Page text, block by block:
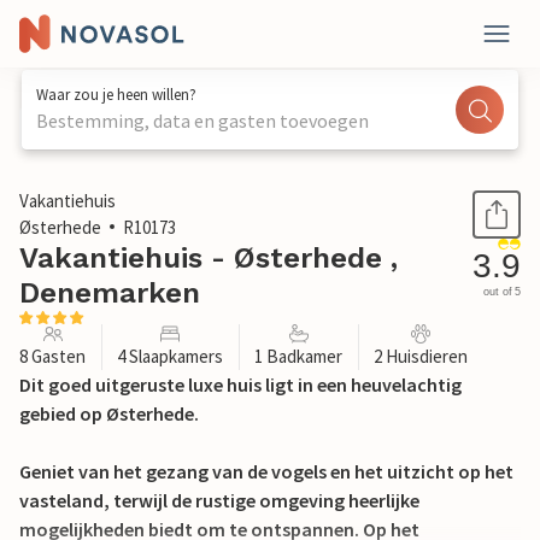
Waar zou je heen willen?
Bestemming, data en gasten toevoegen
1 / 26
Vakantiehuis
Østerhede
R10173
Vakantiehuis - Østerhede ,
Denemarken
3.9
out of 5
8 Gasten 4 Slaapkamers 1 Badkamer 2 Huisdieren
Dit goed uitgeruste luxe huis ligt in een heuvelachtig
gebied op Østerhede.
Geniet van het gezang van de vogels en het uitzicht op het
vasteland, terwijl de rustige omgeving heerlijke
mogelijkheden biedt om te ontspannen. Op het